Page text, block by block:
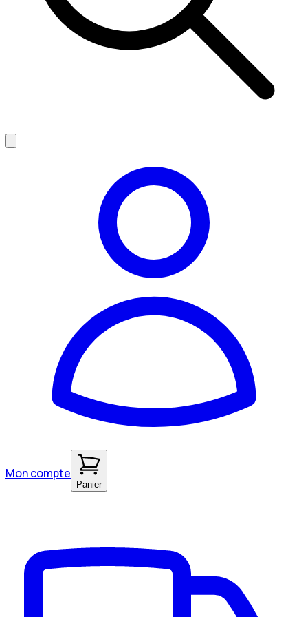
Mon compte
Panier